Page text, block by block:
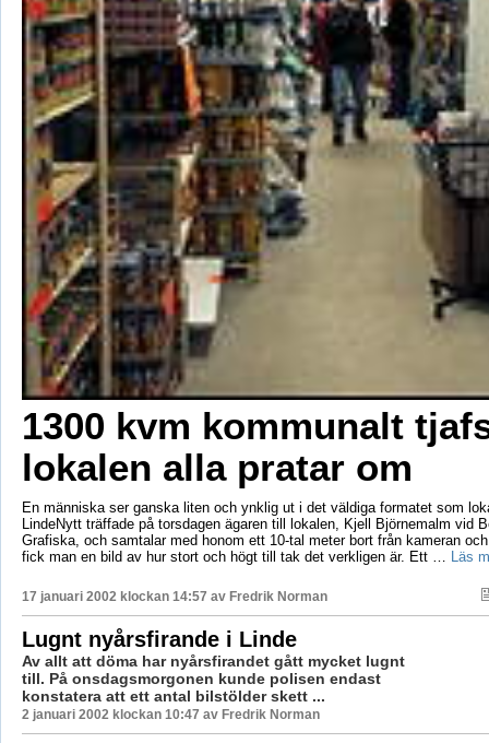
1300 kvm kommunalt
lokalen alla pratar om
En människa ser ganska liten och ynklig ut i det väldiga formatet som
LindeNytt träffade på torsdagen ägaren till lokalen, Kjell Björnemalm vid
Grafiska, och samtalar med honom ett 10-tal meter bort från kameran
fick man en bild av hur stort och högt till tak det verkligen är. Ett … Läs
17 januari 2002 klockan 14:57 av Fredrik Norman
Lugnt nyårsfirande i Linde
Av allt att döma har nyårsfirandet gått mycket lugnt
till. På onsdagsmorgonen kunde polisen endast
konstatera att ett antal bilstölder skett ...
2 januari 2002 klockan 10:47 av Fredrik Norman